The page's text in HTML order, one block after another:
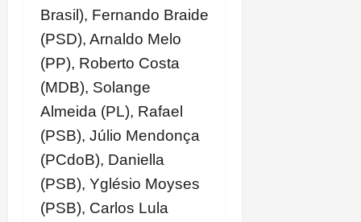
Brasil), Fernando Braide
(PSD), Arnaldo Melo
(PP), Roberto Costa
(MDB), Solange
Almeida (PL), Rafael
(PSB), Júlio Mendonça
(PCdoB), Daniella
(PSB), Yglésio Moyses
(PSB), Carlos Lula